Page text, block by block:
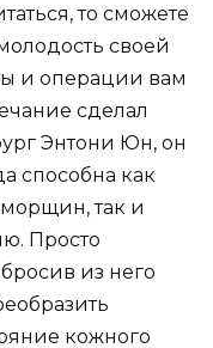
то сможете
своей
и операции вам
сделал
Энтони Юн, он
способна как
так и
Просто
из него
кожного